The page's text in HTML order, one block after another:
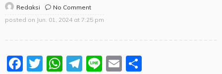
Redaksi
No Comment
posted on Jun. 01, 2024 at 7:25 pm
Facebook
Twitter
WhatsApp
Telegram
LineEmail